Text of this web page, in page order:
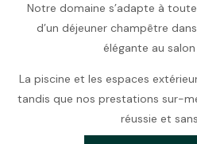
Notre domaine s’adapte à
d’un déjeuner champêtre
élégante au salon
La piscine et les espaces
tandis que nos prestations sur-
réussie et